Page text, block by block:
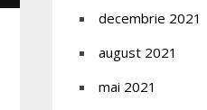
decembrie 2021
august 2021
mai 2021